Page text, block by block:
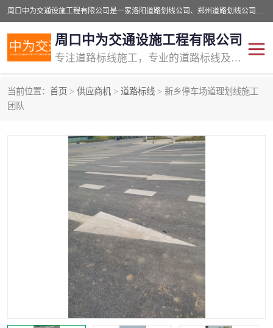
周口中为交通设施工程有限公司是一家洛阳道路划线公司、郑州道路划线公司、平顶山道路车位划线公司、开封车位划线公司、许昌道路车位划线公司、漯河道路车位划线公司，公司始终坚持“诚信、匠心、专注”的宗旨；我们的经营理念是：的服务。
周口中为交通设施工程有限公司
专注道路标线施工，专业的道路标线及交通设施施工服务商!
当前位置： 首页 > 供应商机 > 道路标线 > 新乡停车场道理划线施工
团队交通道路标线
道路标线划线 马路标线
道路划线